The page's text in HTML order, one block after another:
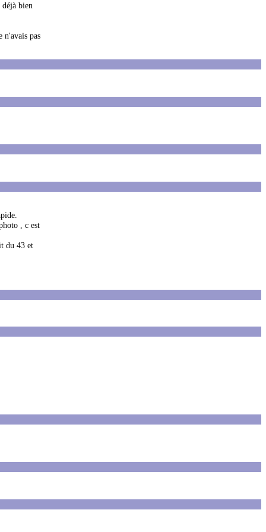
bien
n'avais pas
, c est
du 43 et